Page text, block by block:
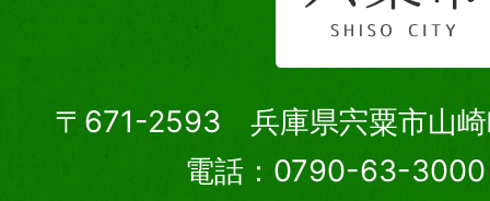
〒671-2593 兵庫県宍粟市山崎
電話：0790-63-3000